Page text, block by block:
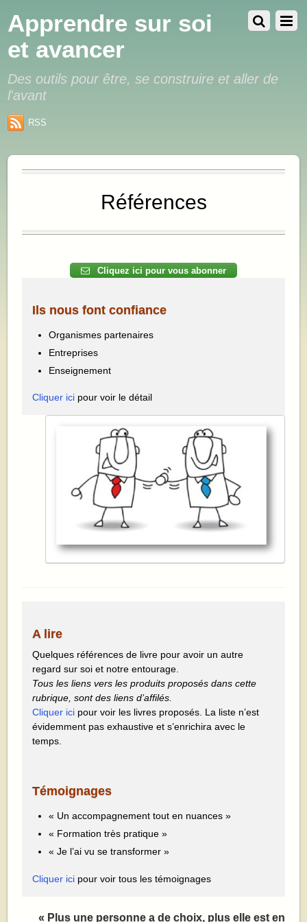
Apprendre sur soi
et avancer
Des outils pour être, se construire et aller de
l'avant
RSS
Références
Cliquez ici pour vous abonner
Ils nous font confiance
Organismes partenaires
Entreprises
Enseignement
Cliquer ici pour voir le détail
A lire
Quelques références de livre pour avoir un autre
regard sur soi et notre entourage.
Tous les liens vers les produits proposés dans cette
rubrique, sont des liens d’affilés.
Cliquer ici pour voir les livres proposés. La liste n’est
évidemment pas exhaustive et s’enrichira avec le
temps.
Témoignages
« Un accompagnement tout en nuances »
« Formation très pratique »
« Je l’ai vu se transformer »
Cliquer ici pour voir tous les témoignages
« Plus une personne a de choix, plus elle est en